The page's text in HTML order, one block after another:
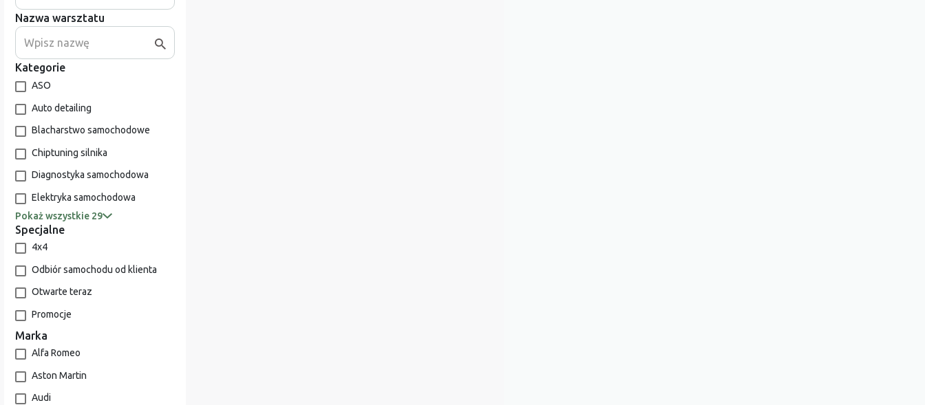
Nazwa warsztatu
Kategorie
ASO
Auto detailing
Blacharstwo samochodowe
Chiptuning silnika
Diagnostyka samochodowa
Elektryka samochodowa
Pokaż wszystkie 29
Specjalne
4x4
Odbiór samochodu od klienta
Otwarte teraz
Promocje
Marka
Alfa Romeo
Aston Martin
Audi